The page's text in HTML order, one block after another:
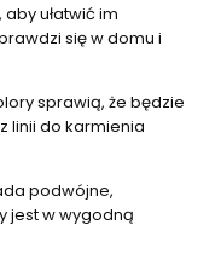
ułatwić im
się w domu i
sprawią, że będzie
linii do karmienia
podwójne,
jest w wygodną